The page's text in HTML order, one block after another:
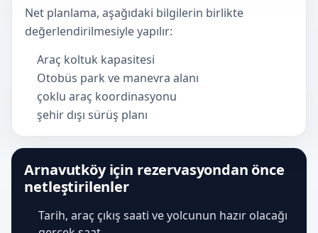
Net planlama, aşağıdaki bilgilerin birlikte
değerlendirilmesiyle yapılır:
Araç koltuk kapasitesi
Otobüs park ve manevra alanı
çoklu araç koordinasyonu
şehir dışı sürüş planı
Arnavutköy için rezervasyondan önce
netleştirilenler
Tarih, araç çıkış saati ve yolcunun hazır olacağı